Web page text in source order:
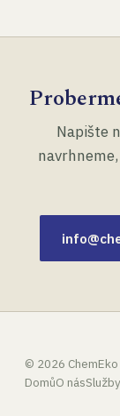
Napište
© 2026
DomůO násSlužby